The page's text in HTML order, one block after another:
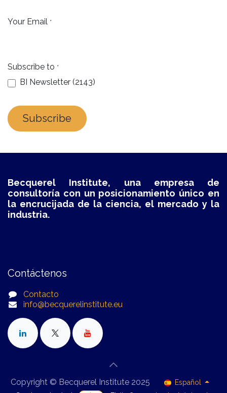
Your Email *
Subscribe to *
BI Newsletter (2143)
Subscribe
Becquerel Institute, una empresa de
consultoría con un posicionamiento único en
la encrucijada de la ciencia, el mercado y la
industria.
Contáctenos
Contacto
info@becquerelinstitute.eu
Copyright © Becquerel Institute 2025
Español